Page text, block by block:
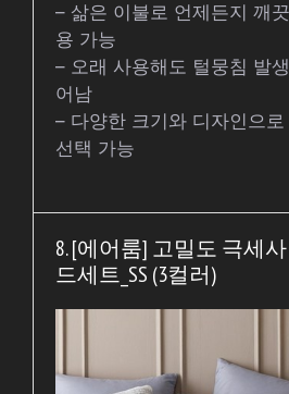
– 삶은 이불로 언제든지 깨
용 가능
– 오래 사용해도 털뭉침 발
어남
– 다양한 크기와 디자인으
선택 가능
8. [에어룸] 고밀도 극세
드세트_SS (3컬러)